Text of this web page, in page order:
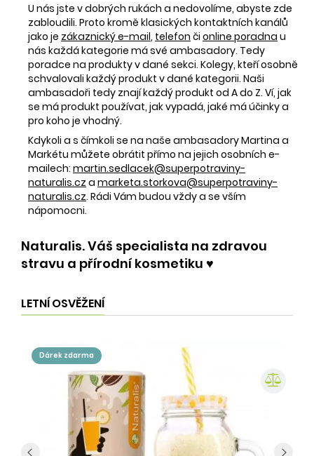
U nás jste v dobrých rukách a nedovolíme, abyste zde
zabloudili. Proto kromě klasických kontaktních kanálů
jako je zákaznický e-mail, telefon či online poradna u
nás každá kategorie má své ambasadory. Tedy
poradce na produkty v dané sekci. Kolegy, kteří osobně
schvalovali každý produkt v dané kategorii. Naši
ambasadoři tedy znají každý produkt od A do Z. Ví, jak
se má produkt používat, jak vypadá, jaké má účinky a
pro koho je vhodný.
Kdykoli a s čímkoli se na naše ambasadory Martina a
Markétu můžete obrátit přímo na jejich osobních e-
mailech: martin.sedlacek@superpotraviny-
naturalis.cz a marketa.storkova@superpotraviny-
naturalis.cz. Rádi Vám budou vždy a se vším
nápomocni.
Naturalis. Váš specialista na zdravou
stravu a přírodní kosmetiku ♥️
LETNÍ OSVĚŽENÍ
dárek zdarma